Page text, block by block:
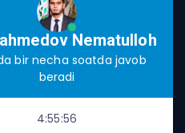
Nematulloh
bir necha soatda javob
beradi
4:55:56